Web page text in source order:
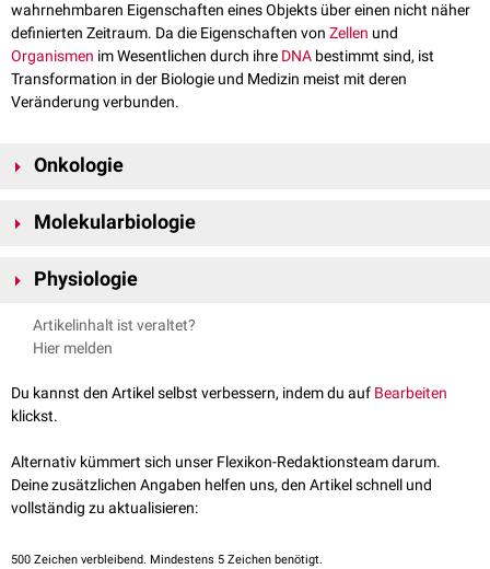
wahrnehmbaren Eigenschaften eines Objekts über einen nicht näher
definierten Zeitraum. Da die Eigenschaften von Zellen und
Organismen im Wesentlichen durch ihre DNA bestimmt sind, ist
Transformation in der Biologie und Medizin meist mit deren
Veränderung verbunden.
Onkologie
Umwandlung einer normalen
Molekularbiologie
Aufnahme von freier
Konjugationein weiterer Weg des
Bakterien. Die Fähigkeit eines Bakteriums zur Transformation bezeichnet
Die Transformation wurde erstmalig 1928 von Griffith beobachtet und
1944 von Avery wissenschaftlich untersucht und belegt.
Physiologie
Physiologie
versteht man unter der Transformation die
Umwandlung eines
Sensorpotentials.
Artikelinhalt ist veraltet?
Hier melden
Du kannst den Artikel selbst verbessern, indem du auf Bearbeiten
klickst.
Alternativ kümmert sich unser Flexikon-Redaktionsteam darum.
Deine zusätzlichen Angaben helfen uns, den Artikel schnell und
vollständig zu aktualisieren:
500 Zeichen verbleibend. Mindestens 5 Zeichen benötigt.